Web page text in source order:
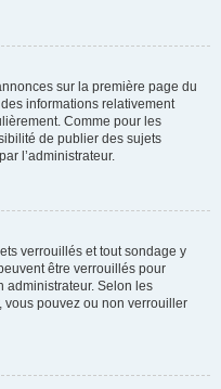
sur la première page du
informations relativement
Comme pour les
de publier des sujets
l’administrateur.
verrouillés et tout sondage y
être verrouillés pour
administrateur. Selon les
vous pouvez ou non verrouiller